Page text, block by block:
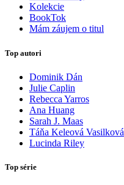
Kolekcie
BookTok
Mám záujem o titul
Top autori
Dominik Dán
Julie Caplin
Rebecca Yarros
Ana Huang
Sarah J. Maas
Táňa Keleová Vasilková
Lucinda Riley
Top série